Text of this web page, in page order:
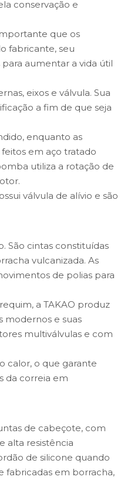
conservação e
que os
fabricante, seu
aumentar a vida útil
eixos e válvula. Sua
a fim de que seja
enquanto as
em aço tratado
utiliza a rotação de
válvula de alívio e são
São cintas constituídas
vulcanizada. As
de polias para
a TAKAO produz
modernos e suas
multiválvulas e com
calor, o que garante
da correia em
de cabeçote, com
alta resistência
de silicone quando
fabricadas em borracha,